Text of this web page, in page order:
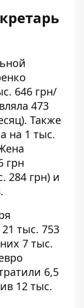
646 грн/
473
Также
на 1 тыс.
грн
284 грн) и
тыс. 753
7 тыс.
6,5
12 тыс.